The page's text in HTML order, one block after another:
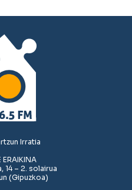
Irratia
ERAIKINA
14 – 2. solairua
(Gipuzkoa)